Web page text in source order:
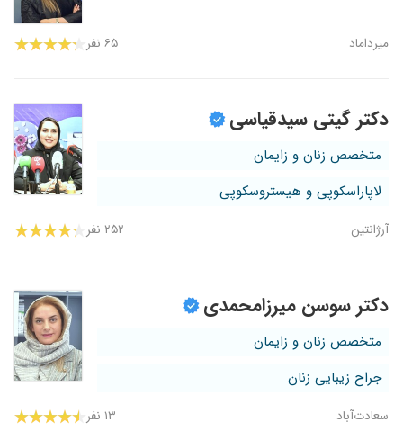
میرداماد ۶۵ نفر
دکتر گیتی سیدقیاسی
متخصص زنان و زایمان
لاپاراسکوپی و هیستروسکوپی
آرژانتین ۲۵۲ نفر
دکتر سوسن میرزامحمدی
متخصص زنان و زایمان
جراح زیبایی زنان
سعادت‌آباد ۱۳ نفر